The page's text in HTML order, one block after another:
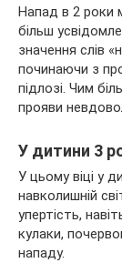
Напад в 2 роки
більш
значення слів
починаючи з
підлозі. Чим
прояви
У дитини 3
У цьому віці у
навколишній
упертість,
кулаки,
нападу.